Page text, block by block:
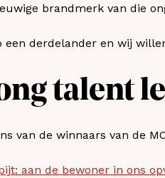
brandmerk van die
een derdelander en wij
talent
van de winnaars van de
aan de bewoner in ons